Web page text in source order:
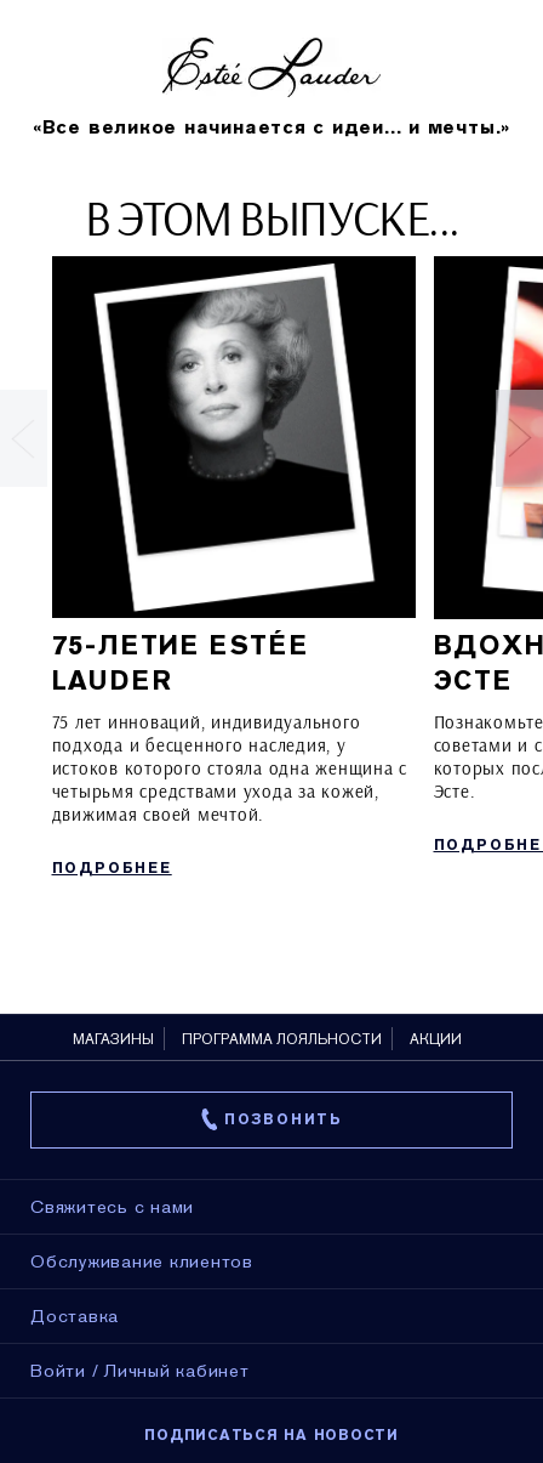
«Все великое начинается с идеи... и мечты.»
В ЭТОМ ВЫПУСКЕ...
75-ЛЕТИЕ ESTÉE
LAUDER
75 лет инноваций, индивидуального
подхода и бесценного наследия, у
истоков которого стояла одна женщина с
четырьмя средствами ухода за кожей,
движимая своей мечтой.
ПОДРОБНЕЕ
ЭСТЕ
советами и
которых
Эсте.
МАГАЗИНЫ ПРОГРАММА ЛОЯЛЬНОСТИ АКЦИИ
ПОЗВОНИТЬ
Свяжитесь с нами
Обслуживание клиентов
Доставка
Войти / Личный кабинет
ПОДПИСАТЬСЯ НА НОВОСТИ